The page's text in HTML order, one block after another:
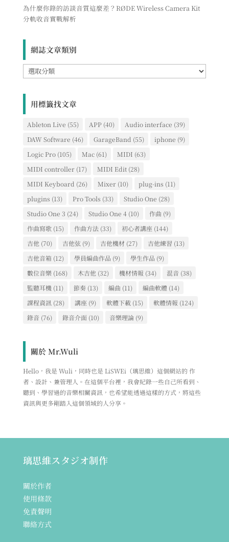
為什麼你錄的訪談音質這麼差？RØDE Wireless Camera Kit
分軌收音實戰解析
網誌文章類別
網
誌
別
用標籤找文章
Ableton Live (55) APP(40) Audio interface (39)
DAW Software (46) GarageBand (55) iphone (9)
Logic Pro(105) Mac(61) MIDI (63)
MIDI controller(17) MIDI Edit(28)
MIDI Keyboard (26) Mixer(10) plug-ins (11)
plugins (13) Pro Tools (33) Studio One (28)
Studio One 3 (24) Studio One 4(10) 作曲 (9)
作曲寫歌(15) 作曲方法(33) 初心者講座 (144)
吉他 (70) 吉他弦(9) 吉他機材(27) 吉他練習 (13)
吉他音箱 (12) 學員編曲作品 (9) 學生作品 (9)
數位音樂(168) 木吉他 (32) 機材情報 (34) 混音 (38)
監聽耳機(11) 節奏(13) 編曲 (11) 編曲軟體 (14)
課程資訊(28) 講座 (9) 軟體下載(15) 軟體情報 (124)
錄音 (76) 錄音介面 (10) 音樂理論(9)
關於 Mr.Wuli
Hello，我是 Wuli，同時也是 LiSWEi（璃思維）這個網站的 作
者、設計、兼管理人。在這個平台裡，我會紀錄一些自己所看到、
聽到、學習過的音樂相關資訊，也希望能透過這樣的方式，將這些
資訊與更多剛踏入這個領域的人分享。
璃思維スタジオ制作
關於作者
使用條款
免責聲明
聯絡方式